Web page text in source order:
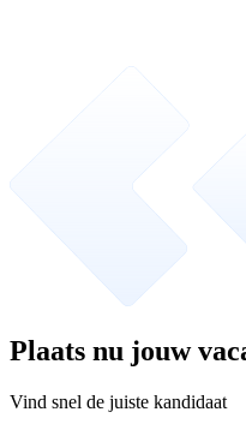
Plaats nu jouw
Vind snel de juiste kandidaat